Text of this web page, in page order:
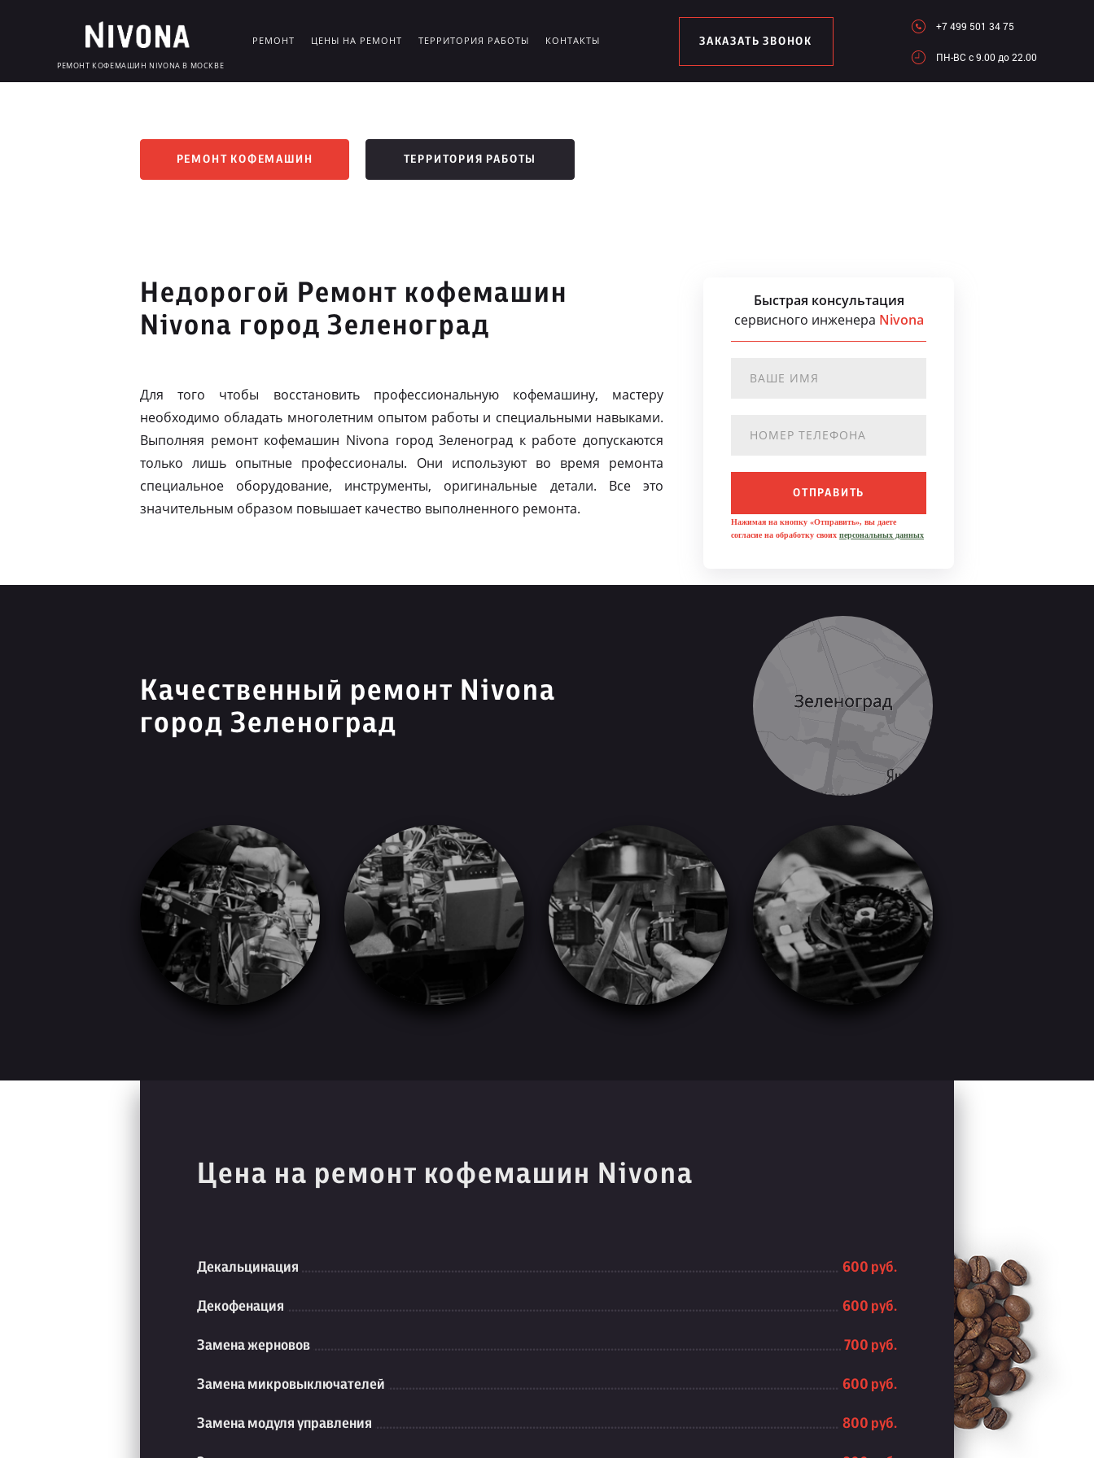
РЕМОНТ КОФЕМАШИН NIVONA В МОСКВЕ
РЕМОНТ ЦЕНЫ НА РЕМОНТ ТЕРРИТОРИЯ РАБОТЫ КОНТАКТЫ ЗАКАЗАТЬ ЗВОНОК
+7 499 501 34 75
ПН-ВC c 9.00 до 22.00
РЕМОНТ КОФЕМАШИН ТЕРРИТОРИЯ РАБОТЫ
Недорогой Ремонт кофемашин
Nivona город Зеленоград
Для того чтобы восстановить профессиональную кофемашину, мастеру
необходимо обладать многолетним опытом работы и специальными навыками.
Выполняя ремонт кофемашин Nivona город Зеленоград к работе допускаются
только лишь опытные профессионалы. Они используют во время ремонта
специальное оборудование, инструменты, оригинальные детали. Все это
значительным образом повышает качество выполненного ремонта.
Быстрая консультация
сервисного инженера Nivona
ОТПРАВИТЬ
Нажимая на кнопку «Отправить», вы даете
согласие на обработку своих персональных данных
Качественный ремонт Nivona
город Зеленоград
Цена на ремонт кофемашин Nivona
Декальцинация 600 руб.
Декофенация 600 руб.
Замена жерновов 700 руб.
Замена микровыключателей 600 руб.
Замена модуля управления 800 руб.